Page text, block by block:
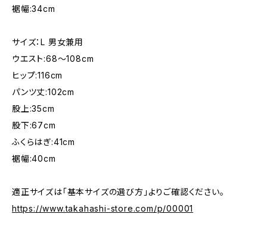
裾幅:34cm
サイズ：L 男女兼用
ウエスト:68〜108cm
ヒップ:116cm
パンツ丈:102cm
股上:35cm
股下:67cm
ふくらはぎ:41cm
裾幅:40cm
適正サイズは「基本サイズの選び方」よりご確認ください。
https://www.takahashi-store.com/p/00001